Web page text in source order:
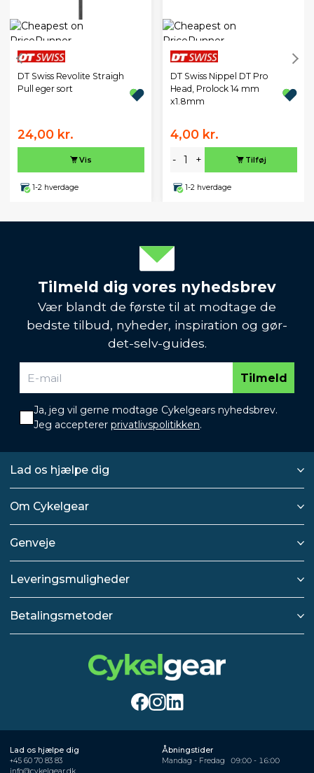
DT Swiss Revolite Straigh
Pull eger sort
24,00 kr.
Vis
1-2 hverdage
DT Swiss Nippel DT Pro
Head, Prolock 14 mm
x1.8mm
4,00 kr.
- + Tilføj
1-2 hverdage
Tilmeld dig vores nyhedsbrev
Vær blandt de første til at modtage de
bedste tilbud, nyheder, inspiration og gør-
det-selv-guides.
Tilmeld
Ja, jeg vil gerne modtage Cykelgears nyhedsbrev.
Jeg accepterer privatlivspolitikken.
Lad os hjælpe dig
Om Cykelgear
Genveje
Leveringsmuligheder
Betalingsmetoder
Lad os hjælpe dig
+45 60 70 83 83
Åbningstider
Mandag - Fredag
09:00 - 16:00